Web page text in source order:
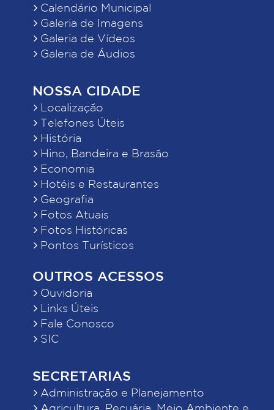
Calendário Municipal
Galeria de Imagens
Galeria de Vídeos
Galeria de Áudios
NOSSA CIDADE
Localização
Telefones Úteis
História
Hino, Bandeira e Brasão
Economia
Hotéis e Restaurantes
Geografia
Fotos Atuais
Fotos Históricas
Pontos Turísticos
OUTROS ACESSOS
Ouvidoria
Links Úteis
Fale Conosco
SIC
SECRETARIAS
Administração e Planejamento